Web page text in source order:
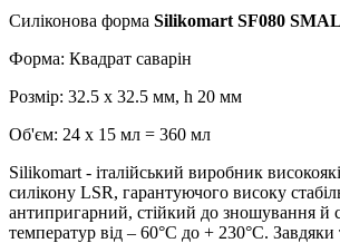
Силіконова форма Silikomart SF080
Форма: Квадрат саварін
Розмір: 32.5 х 32.5 мм, h 20 мм
Об'єм: 24 x 15 мл = 360 мл
Silikomart - італійський виробник
силікону LSR, гарантуючого високу
антипригарний, стійкий до зношування й
температур від – 60°C до + 230°C.